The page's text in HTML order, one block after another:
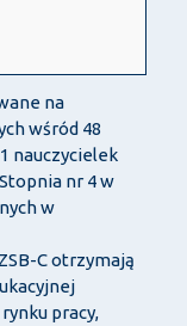
na
wśród 48
nauczycielek
nr 4 w
w
C otrzymają
pracy,